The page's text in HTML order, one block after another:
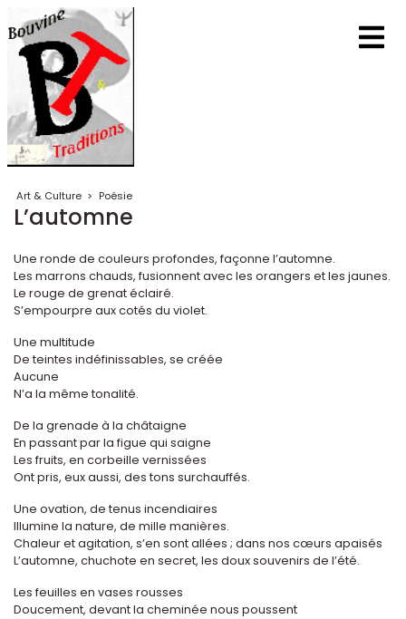
Art & Culture > Poésie
L’automne
Une ronde de couleurs profondes, façonne l’automne.
Les marrons chauds, fusionnent avec les orangers et les jaunes.
Le rouge de grenat éclairé.
S’empourpre aux cotés du violet.
Une multitude
De teintes indéfinissables, se créée
Aucune
N’a la même tonalité.
De la grenade à la châtaigne
En passant par la figue qui saigne
Les fruits, en corbeille vernissées
Ont pris, eux aussi, des tons surchauffés.
Une ovation, de tenus incendiaires
Illumine la nature, de mille manières.
Chaleur et agitation, s’en sont allées ; dans nos cœurs apaisés
L’automne, chuchote en secret, les doux souvenirs de l’été.
Les feuilles en vases rousses
Doucement, devant la cheminée nous poussent